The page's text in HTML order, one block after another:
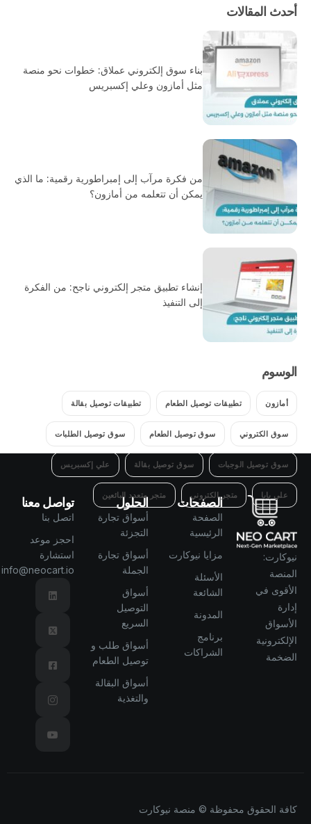
أحدث المقالات
بناء سوق إلكتروني عملاق: خطوات نحو منصة
مثل أمازون وعلي إكسبريس
من فكرة مرآب إلى إمبراطورية رقمية: ما الذي
يمكن أن تتعلمه من أمازون؟
إنشاء تطبيق متجر إلكتروني ناجح: من الفكرة
إلى التنفيذ
الوسوم
أمازون تطبيقات توصيل الطعام تطبيقات توصيل بقالة
سوق الكتروني سوق توصيل الطعام سوق توصيل الطلبات
سوق توصيل الوجبات سوق توصيل بقالة علي إكسبريس
علي بابا متجر الكتروني متجر متعدد البائعين
نيوكارت:
المنصة
الأقوى في
إدارة
الأسواق
الإلكترونية
الضخمة
الصفحات
الصفحة
الرئيسية
مزايا نيوكارت
الأسئلة
الشائعة
المدونة
برنامج
الشراكات
الحلول
أسواق تجارة
التجزئة
أسواق تجارة
الجملة
أسواق
التوصيل
السريع
أسواق طلب و
توصيل الطعام
أسواق البقالة
والتغذية
تواصل معنا
اتصل بنا
احجز موعد
استشارة
info@neocart.io
كافة الحقوق محفوظة © منصة نيوكارت